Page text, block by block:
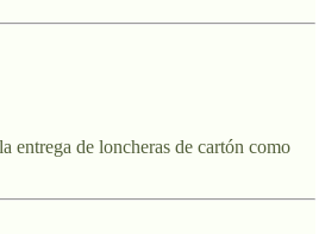
entrega de loncheras de cartón como